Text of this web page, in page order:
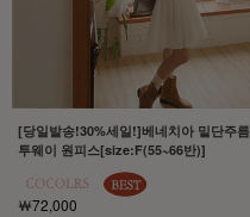
[당일발송!30%세일!]베네치아 밑단주름
투웨이 원피스[size:F(55~66반)]
￦72,000